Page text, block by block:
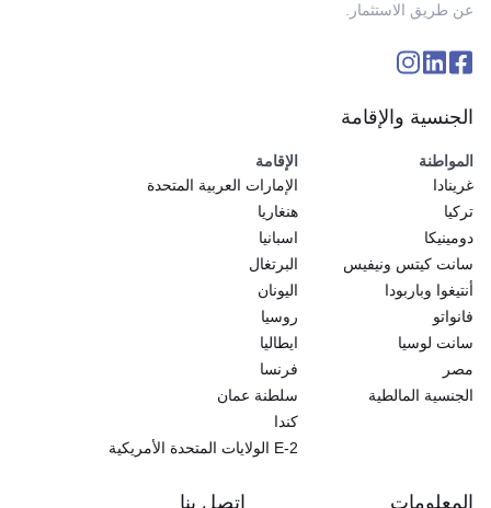
عن طريق الاستثمار.
الجنسية والإقامة
المواطنة
غرينادا
تركيا
دومينيكا
سانت كيتس ونيفيس
أنتيغوا وباربودا
فانواتو
سانت لوسيا
مصر
الجنسية المالطية
الإقامة
الإمارات العربية المتحدة
هنغاريا
اسبانيا
البرتغال
اليونان
روسيا
ايطاليا
فرنسا
سلطنة عمان
كندا
E-2 الولايات المتحدة الأمريكية
المعلومات اتصل بنا